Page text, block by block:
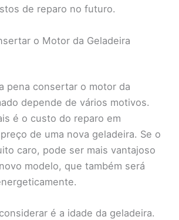
de reparo no futuro.
o Motor da Geladeira
pena consertar o motor da
depende de vários motivos.
é o custo do reparo em
de uma nova geladeira. Se o
caro, pode ser mais vantajoso
modelo, que também será
é a idade da geladeira.